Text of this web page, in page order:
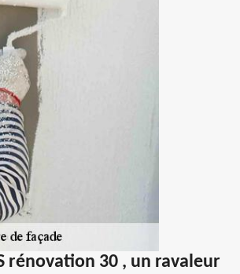
rénovation 30 , un ravaleur